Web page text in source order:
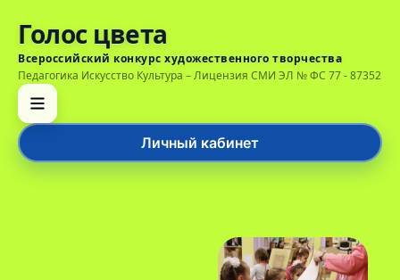
Голос цвета
Всероссийский конкурс художественного творчества
Педагогика Искусство Культура – Лицензия СМИ ЭЛ № ФС 77 - 87352
Личный кабинет